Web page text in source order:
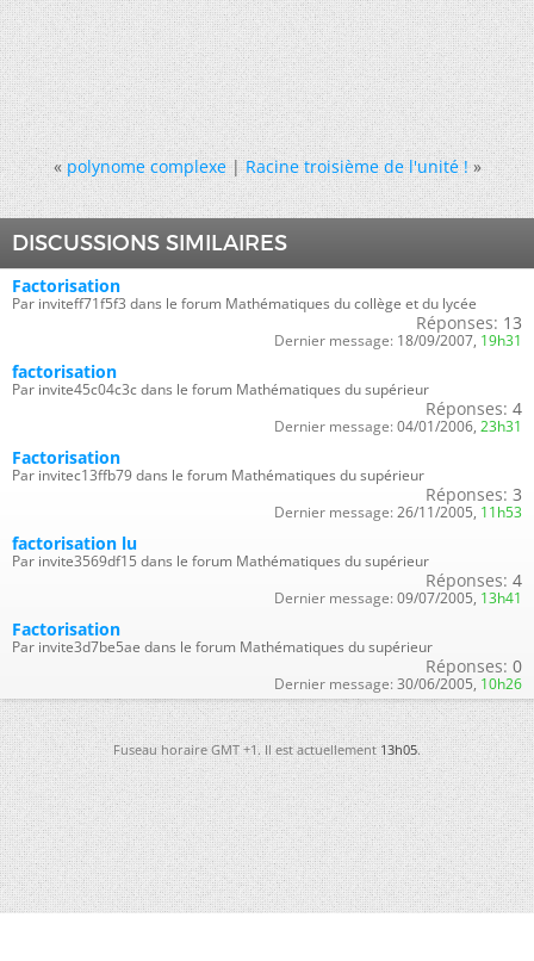
« polynome complexe|Racine troisième de l'unité ! »
DISCUSSIONS SIMILAIRES
Factorisation
Par inviteff71f5f3 dans le forum Mathématiques du collège et du lycée
Réponses: 13
Dernier message: 18/09/2007, 19h31
factorisation
Par invite45c04c3c dans le forum Mathématiques du supérieur
Réponses: 4
Dernier message: 04/01/2006, 23h31
Factorisation
Par invitec13ffb79 dans le forum Mathématiques du supérieur
Réponses: 3
Dernier message: 26/11/2005, 11h53
factorisation lu
Par invite3569df15 dans le forum Mathématiques du supérieur
Réponses: 4
Dernier message: 09/07/2005, 13h41
Factorisation
Par invite3d7be5ae dans le forum Mathématiques du supérieur
Réponses: 0
Dernier message: 30/06/2005, 10h26
Fuseau horaire GMT +1. Il est actuellement13h05.